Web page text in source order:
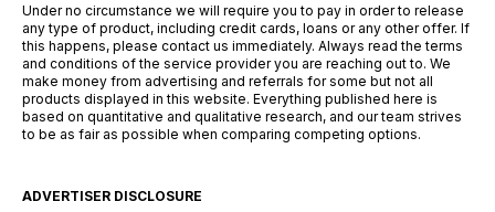
Under no circumstance we will require you to pay in order to release
any type of product, including credit cards, loans or any other offer. If
this happens, please contact us immediately. Always read the terms
and conditions of the service provider you are reaching out to. We
make money from advertising and referrals for some but not all
products displayed in this website. Everything published here is
based on quantitative and qualitative research, and our team strives
to be as fair as possible when comparing competing options.
ADVERTISER DISCLOSURE